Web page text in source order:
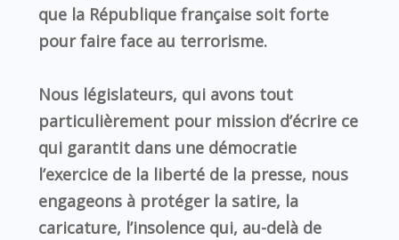
que la République française soit forte
pour faire face au terrorisme.
Nous législateurs, qui avons tout
particulièrement pour mission d’écrire ce
qui garantit dans une démocratie
l’exercice de la liberté de la presse, nous
engageons à protéger la satire, la
caricature, l’insolence qui, au-delà de